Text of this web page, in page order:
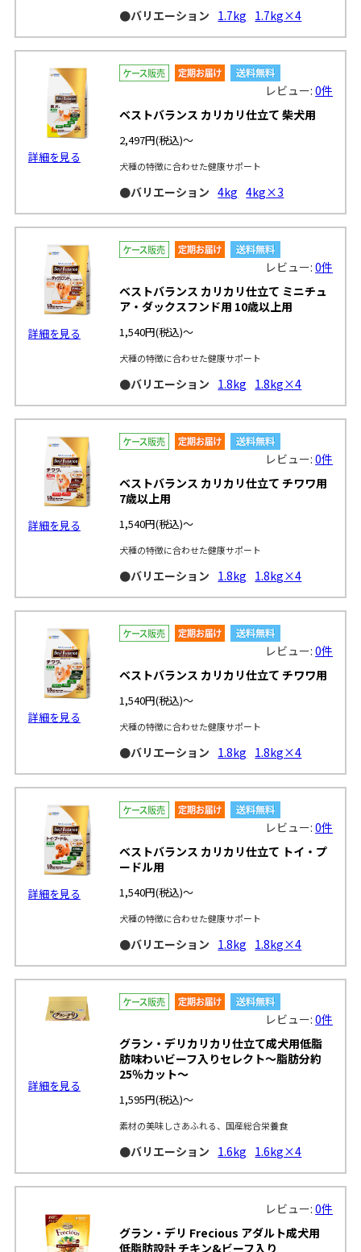
●バリエーション 1.7kg 1.7kg×4
詳細を見る
レビュー:0件
ベストバランス カリカリ仕立て 柴犬用
2,497円(税込)～
犬種の特徴に合わせた健康サポート
●バリエーション 4kg 4kg×3
詳細を見る
レビュー:0件
ベストバランス カリカリ仕立て ミニチュ
ア・ダックスフンド用 10歳以上用
1,540円(税込)～
犬種の特徴に合わせた健康サポート
●バリエーション 1.8kg 1.8kg×4
詳細を見る
レビュー:0件
ベストバランス カリカリ仕立て チワワ用
7歳以上用
1,540円(税込)～
犬種の特徴に合わせた健康サポート
●バリエーション 1.8kg 1.8kg×4
詳細を見る
レビュー:0件
ベストバランス カリカリ仕立て チワワ用
1,540円(税込)～
犬種の特徴に合わせた健康サポート
●バリエーション 1.8kg 1.8kg×4
詳細を見る
レビュー:0件
ベストバランス カリカリ仕立て トイ・プ
ードル用
1,540円(税込)～
犬種の特徴に合わせた健康サポート
●バリエーション 1.8kg 1.8kg×4
詳細を見る
レビュー:0件
グラン・デリカリカリ仕立て成犬用低脂
肪味わいビーフ入りセレクト～脂肪分約
25％カット～
1,595円(税込)～
素材の美味しさあふれる、国産総合栄養食
●バリエーション 1.6kg 1.6kg×4
レビュー:0件
グラン・デリ Frecious アダルト成犬用
低脂肪設計 チキン&ビーフ入り